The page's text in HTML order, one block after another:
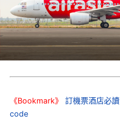
《Bookmark》
訂機票酒店必
code